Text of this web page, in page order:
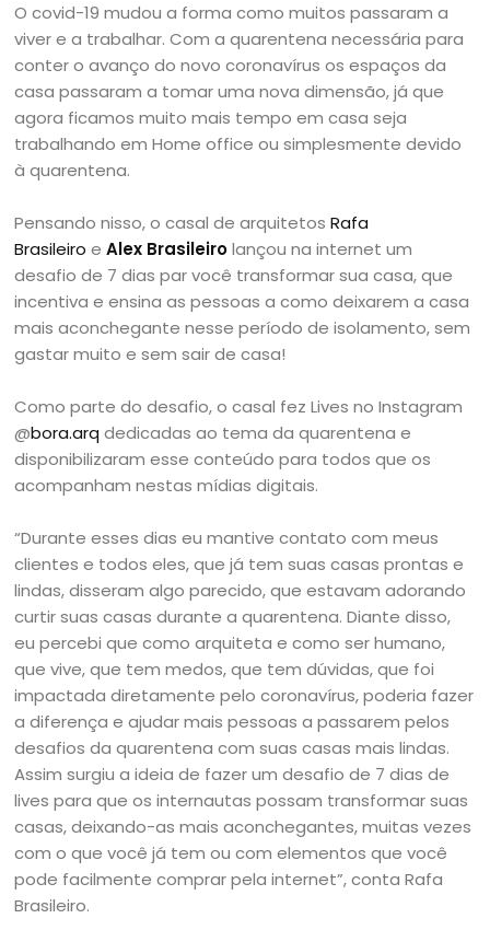
O covid-19 mudou a forma como muitos passaram a
viver e a trabalhar. Com a quarentena necessária para
conter o avanço do novo coronavírus os espaços da
casa passaram a tomar uma nova dimensão, já que
agora ficamos muito mais tempo em casa seja
trabalhando em Home office ou simplesmente devido
à quarentena.
Pensando nisso, o casal de arquitetosRafa
Brasileiro eAlex Brasileirolançou na internet um
desafio de 7 dias par você transformar sua casa, que
incentiva e ensina as pessoas a como deixarem a casa
mais aconchegante nesse período de isolamento, sem
gastar muito e sem sair de casa!
Como parte do desafio, o casal fez Lives no Instagram
@bora.arq dedicadas ao tema da quarentena e
disponibilizaram esse conteúdo para todos que os
acompanham nestas mídias digitais.
“Durante esses dias eu mantive contato com meus
clientes e todos eles, que já tem suas casas prontas e
lindas, disseram algo parecido, que estavam adorando
curtir suas casas durante a quarentena. Diante disso,
eu percebi que como arquiteta e como ser humano,
que vive, que tem medos, que tem dúvidas, que foi
impactada diretamente pelo coronavírus, poderia fazer
a diferença e ajudar mais pessoas a passarem pelos
desafios da quarentena com suas casas mais lindas.
Assim surgiu a ideia de fazer um desafio de 7 dias de
lives para que os internautas possam transformar suas
casas, deixando-as mais aconchegantes, muitas vezes
com o que você já tem ou com elementos que você
pode facilmente comprar pela internet”, conta Rafa
Brasileiro.